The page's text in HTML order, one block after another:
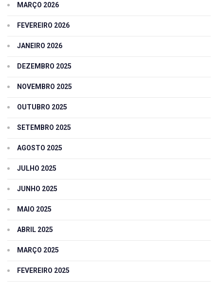
MARÇO 2026
FEVEREIRO 2026
JANEIRO 2026
DEZEMBRO 2025
NOVEMBRO 2025
OUTUBRO 2025
SETEMBRO 2025
AGOSTO 2025
JULHO 2025
JUNHO 2025
MAIO 2025
ABRIL 2025
MARÇO 2025
FEVEREIRO 2025